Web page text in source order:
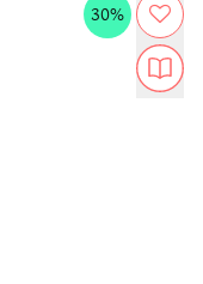
30%